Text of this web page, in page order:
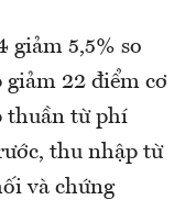
giảm 5,5% so
22 điểm cơ
thuần từ phí
thu nhập từ
và chứng